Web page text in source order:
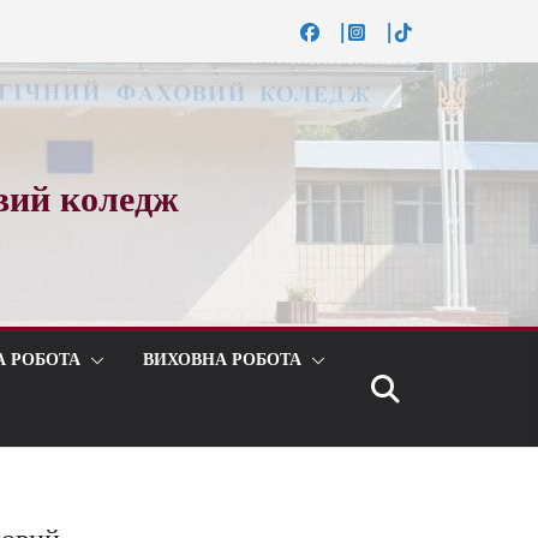
коледж
РОБОТА ВИХОВНА РОБОТА